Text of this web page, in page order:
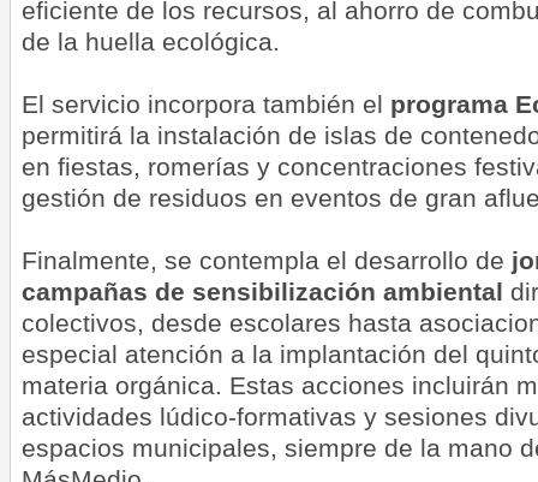
eficiente de los recursos, al ahorro de
de la huella ecológica.
El servicio incorpora también el programa
permitirá la instalación de islas de
en fiestas, romerías y concentraciones
gestión de residuos en eventos de gran
Finalmente, se contempla el desarrollo de
campañas de sensibilización ambiental
colectivos, desde escolares hasta
especial atención a la implantación del
materia orgánica. Estas acciones incluirán
actividades lúdico-formativas y sesiones
espacios municipales, siempre de la mano